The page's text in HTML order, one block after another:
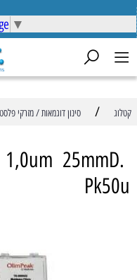
▼
קטלוג / סינון דוגמאות / מזרקי
1,0um 25mmD.
Pk50u